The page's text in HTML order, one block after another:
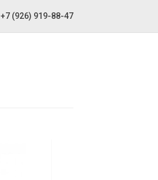
+7 (926) 919-88-47